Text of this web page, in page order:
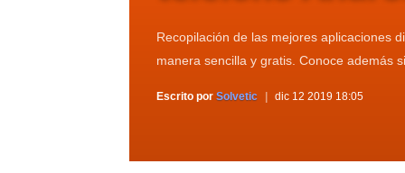
Recopilación de las mejores aplicaciones
manera sencilla y gratis. Conoce además
Escrito por Solvetic dic 12 2019 18:05